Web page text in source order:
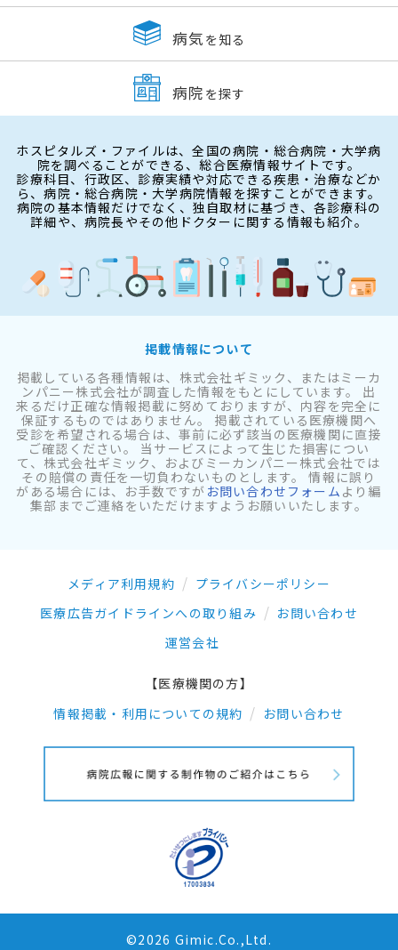
病気 を知る
病院 を探す
ホスピタルズ・ファイルは、全国の病院・総合病院・大学病
院を調べることができる、総合医療情報サイトです。
診療科目、行政区、診療実績や対応できる疾患・治療などか
ら、病院・総合病院・大学病院情報を探すことができます。
病院の基本情報だけでなく、独自取材に基づき、各診療科の
詳細や、病院長やその他ドクターに関する情報も紹介。
掲載情報について
掲載している各種情報は、株式会社ギミック、またはミーカ
ンパニー株式会社が調査した情報をもとにしています。 出
来るだけ正確な情報掲載に努めておりますが、内容を完全に
保証するものではありません。 掲載されている医療機関へ
受診を希望される場合は、事前に必ず該当の医療機関に直接
ご確認ください。 当サービスによって生じた損害につい
て、株式会社ギミック、およびミーカンパニー株式会社では
その賠償の責任を一切負わないものとします。 情報に誤り
がある場合には、お手数ですが お問い合わせフォーム より編
集部までご連絡をいただけますようお願いいたします。
メディア利用規約
プライバシーポリシー
医療広告ガイドラインへの取り組み
お問い合わせ
運営会社
【医療機関の方】
情報掲載・利用についての規約
お問い合わせ
©2026 Gimic.Co.,Ltd.